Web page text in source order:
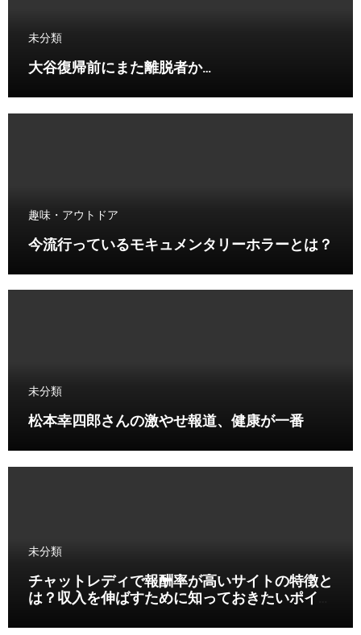
未分類
大谷復帰前にまた離脱者か…
趣味・アウトドア
今流行っているモキュメンタリーホラーとは？
未分類
松本幸四郎さんの激やせ報道、健康が一番
未分類
チャットレディで報酬率が高いサイトの特徴と
は？収入を伸ばすために知っておきたいポイン